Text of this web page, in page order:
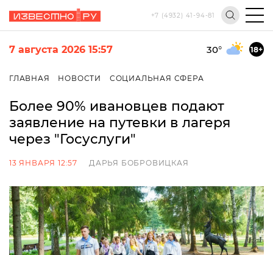
+7 (4932) 41-94-81
7 августа 2026 15:57 30° 18+
ГЛАВНАЯ НОВОСТИ СОЦИАЛЬНАЯ СФЕРА
Более 90% ивановцев подают
заявление на путевки в лагеря
через "Госуслуги"
13 ЯНВАРЯ 12:57 ДАРЬЯ БОБРОВИЦКАЯ